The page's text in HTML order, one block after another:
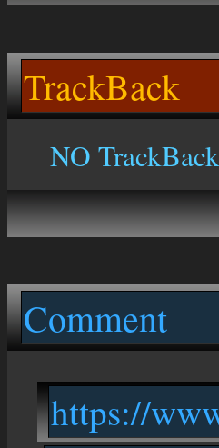
TrackBack
NO TrackBack
Comment
https://